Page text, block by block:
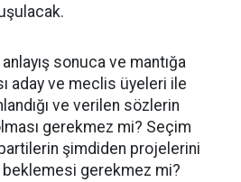
sonuca ve mantığa
aday ve meclis üyeleri ile
ve verilen sözlerin
gerekmez mi? Seçim
şimdiden projelerini
beklemesi gerekmez mi?